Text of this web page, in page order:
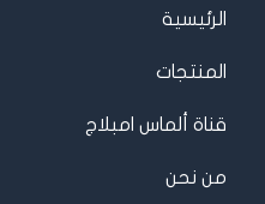
الرئيسية
المنتجات
قناة ألماس امبلاج
من نحن